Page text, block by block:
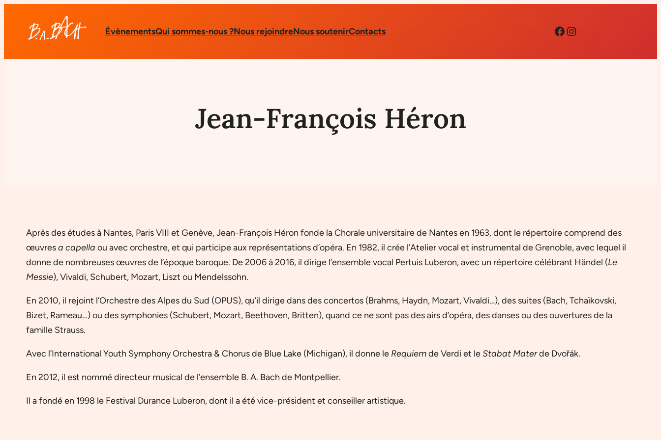
ÉvènementsQui sommes-nous ?Nous rejoindreNous soutenirContacts Facebook
Instagram
Jean-François Héron
Après des études à Nantes, Paris VIII et Genève, Jean-François Héron fonde la Chorale universitaire de Nantes en 1963, dont le répertoire comprend des
œuvresa capella ou avec orchestre, et qui participe aux représentations d’opéra. En 1982, il crée l’Atelier vocal et instrumental de Grenoble, avec lequel il
donne de nombreuses œuvres de l’époque baroque. De 2006 à 2016, il dirige l’ensemble vocal Pertuis Luberon, avec un répertoire célébrant Händel (Le
Messie), Vivaldi, Schubert, Mozart, Liszt ou Mendelssohn.
En 2010, il rejoint l’Orchestre des Alpes du Sud (OPUS), qu’il dirige dans des concertos (Brahms, Haydn, Mozart, Vivaldi…), des suites (Bach, Tchaïkovski,
Bizet, Rameau…) ou des symphonies (Schubert, Mozart, Beethoven, Britten), quand ce ne sont pas des airs d’opéra, des danses ou des ouvertures de la
famille Strauss.
Avec l’International Youth Symphony Orchestra & Chorus de Blue Lake (Michigan), il donne le Requiemde Verdi et leStabat Materde Dvořák.
En 2012, il est nommé directeur musical de l’ensemble B. A. Bach de Montpellier.
Il a fondé en 1998 le Festival Durance Luberon, dont il a été vice-président et conseiller artistique.